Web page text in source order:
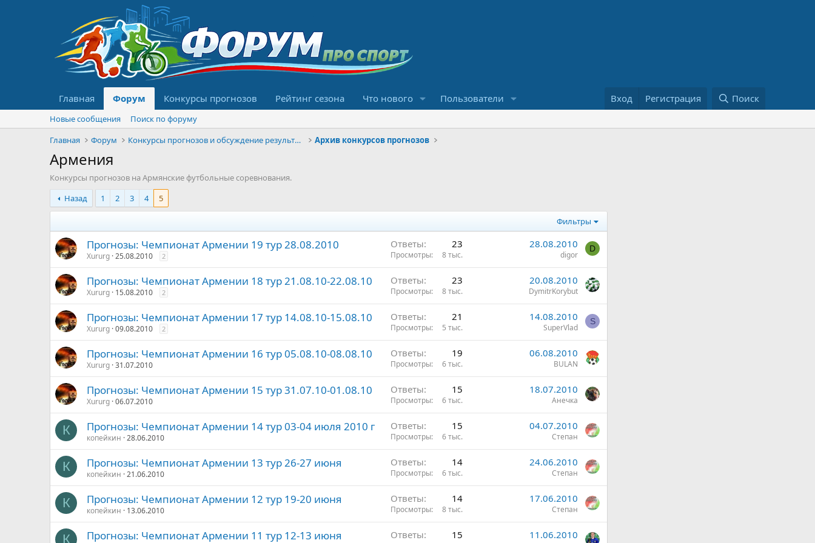
Главная Форум Конкурсы прогнозов Рейтинг сезона Что нового Пользователи Вход Регистрация Поиск
Новые сообщения
Поиск по форуму
Главная
Форум Конкурсы прогнозов и обсуждение результатов Архив конкурсов прогнозов
Армения
Конкурсы прогнозов на Армянские футбольные соревнования.
Назад
1 2 3 4 5
Фильтры
Прогнозы: Чемпионат Армении 19 тур 28.08.2010
Xururg 25.08.2010 2
Ответы 23
Просмотры 8 тыс.
28.08.2010
digor
D
Прогнозы: Чемпионат Армении 18 тур 21.08.10-22.08.10
Xururg 15.08.2010 2
Ответы 23
Просмотры 8 тыс.
20.08.2010
DymitrKorybut
Прогнозы: Чемпионат Армении 17 тур 14.08.10-15.08.10
Xururg 09.08.2010 2
Ответы 21
Просмотры 5 тыс.
14.08.2010
SuperVlad
S
Прогнозы: Чемпионат Армении 16 тур 05.08.10-08.08.10
Xururg 31.07.2010
Ответы 19
Просмотры 6 тыс.
06.08.2010
BULAN
Прогнозы: Чемпионат Армении 15 тур 31.07.10-01.08.10
Xururg 06.07.2010
Ответы 15
Просмотры 6 тыс.
18.07.2010
Анечка
К Прогнозы: Чемпионат Армении 14 тур 03-04 июля 2010 г
копейкин 28.06.2010
Ответы 15
Просмотры 6 тыс.
04.07.2010
Степан
К Прогнозы: Чемпионат Армении 13 тур 26-27 июня
копейкин 21.06.2010
Ответы 14
Просмотры 6 тыс.
24.06.2010
Степан
К Прогнозы: Чемпионат Армении 12 тур 19-20 июня
копейкин 13.06.2010
Ответы 14
Просмотры 8 тыс.
17.06.2010
Степан
К Прогнозы: Чемпионат Армении 11 тур 12-13 июня Ответы 15 11.06.2010